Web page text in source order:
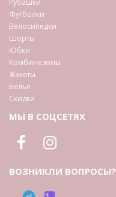
Рубашки
Футболки
Велосипедки
Шорты
Юбки
Комбинезоны
Жакеты
Белье
Скидки
МЫ В СОЦСЕТЯХ
ВОЗНИКЛИ ВОПРОСЫ?